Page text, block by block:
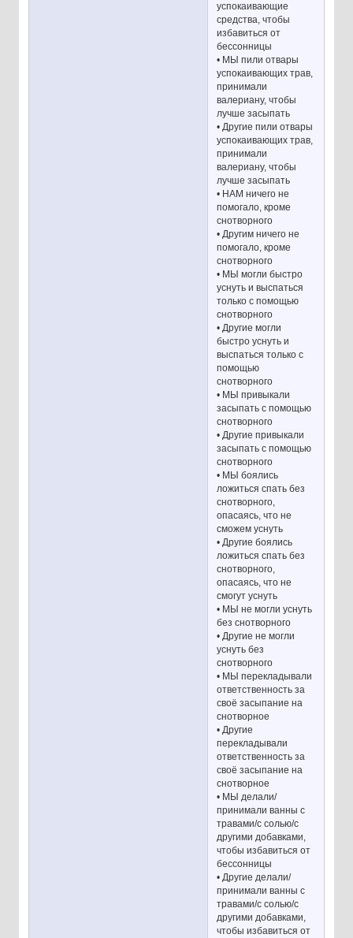
успокаивающие
средства, чтобы
избавиться от
бессонницы
• МЫ пили отвары
успокаивающих трав,
принимали
валериану, чтобы
лучше засыпать
• Другие пили отвары
успокаивающих трав,
принимали
валериану, чтобы
лучше засыпать
• НАМ ничего не
помогало, кроме
снотворного
• Другим ничего не
помогало, кроме
снотворного
• МЫ могли быстро
уснуть и выспаться
только с помощью
снотворного
• Другие могли
быстро уснуть и
выспаться только с
помощью
снотворного
• МЫ привыкали
засыпать с помощью
снотворного
• Другие привыкали
засыпать с помощью
снотворного
• МЫ боялись
ложиться спать без
снотворного,
опасаясь, что не
сможем уснуть
• Другие боялись
ложиться спать без
снотворного,
опасаясь, что не
смогут уснуть
• МЫ не могли уснуть
без снотворного
• Другие не могли
уснуть без
снотворного
• МЫ перекладывали
ответственность за
своё засыпание на
снотворное
• Другие
перекладывали
ответственность за
своё засыпание на
снотворное
• МЫ делали/
принимали ванны с
травами/с солью/с
другими добавками,
чтобы избавиться от
бессонницы
• Другие делали/
принимали ванны с
травами/с солью/с
другими добавками,
чтобы избавиться от